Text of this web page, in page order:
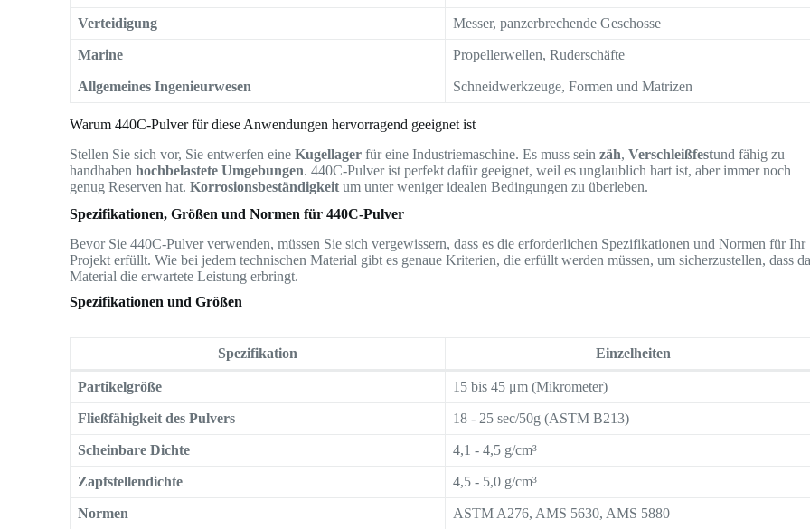
Verteidigung Messer, panzerbrechende Geschosse
Marine Propellerwellen, Ruderschäfte
Allgemeines Ingenieurwesen Schneidwerkzeuge, Formen und Matrizen
Warum 440C-Pulver für diese Anwendungen hervorragend geeignet ist
Stellen Sie sich vor, Sie entwerfen eineKugellager für eine Industriemaschine. Es muss seinzäh,Verschleißfestund fähig zu
handhabenhochbelastete Umgebungen. 440C-Pulver ist perfekt dafür geeignet, weil es unglaublich hart ist, aber immer noch
genug Reserven hat.Korrosionsbeständigkeit um unter weniger idealen Bedingungen zu überleben.
Spezifikationen, Größen und Normen für 440C-Pulver
Bevor Sie 440C-Pulver verwenden, müssen Sie sich vergewissern, dass es die erforderlichen Spezifikationen und Normen für Ihr
Projekt erfüllt. Wie bei jedem technischen Material gibt es genaue Kriterien, die erfüllt werden müssen, um sicherzustellen, dass
Material die erwartete Leistung erbringt.
Spezifikationen und Größen
Spezifikation Einzelheiten
Partikelgröße 15 bis 45 μm (Mikrometer)
Fließfähigkeit des Pulvers 18 - 25 sec/50g (ASTM B213)
Scheinbare Dichte 4,1 - 4,5 g/cm³
Zapfstellendichte 4,5 - 5,0 g/cm³
Normen ASTM A276, AMS 5630, AMS 5880